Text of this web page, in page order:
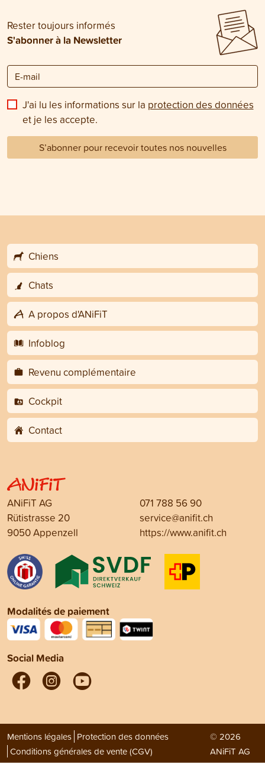
Rester toujours informés
S'abonner à la Newsletter
J'ai lu les informations sur la protection des données
et je les accepte.
S’abonner pour recevoir toutes nos nouvelles
Chiens
Chats
A propos d'ANiFiT
Infoblog
Revenu complémentaire
Cockpit
Contact
ANiFiT AG
Rütistrasse 20
9050 Appenzell
071 788 56 90
service@anifit.ch
https://www.anifit.ch
Modalités de paiement
Social Media
Mentions légales Protection des données
Conditions générales de vente (CGV)
© 2026
ANiFiT AG